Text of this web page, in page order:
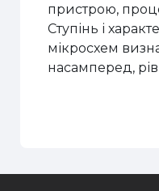
пристрою,
Ступінь і
мікросхем
насамперед,